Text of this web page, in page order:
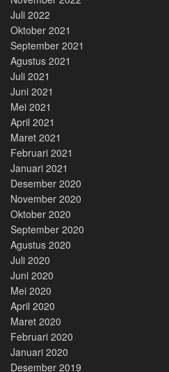
Juli 2022
Oktober 2021
September 2021
Agustus 2021
Juli 2021
Juni 2021
Mei 2021
April 2021
Maret 2021
Februari 2021
Januari 2021
Desember 2020
November 2020
Oktober 2020
September 2020
Agustus 2020
Juli 2020
Juni 2020
Mei 2020
April 2020
Maret 2020
Februari 2020
Januari 2020
Desember 2019